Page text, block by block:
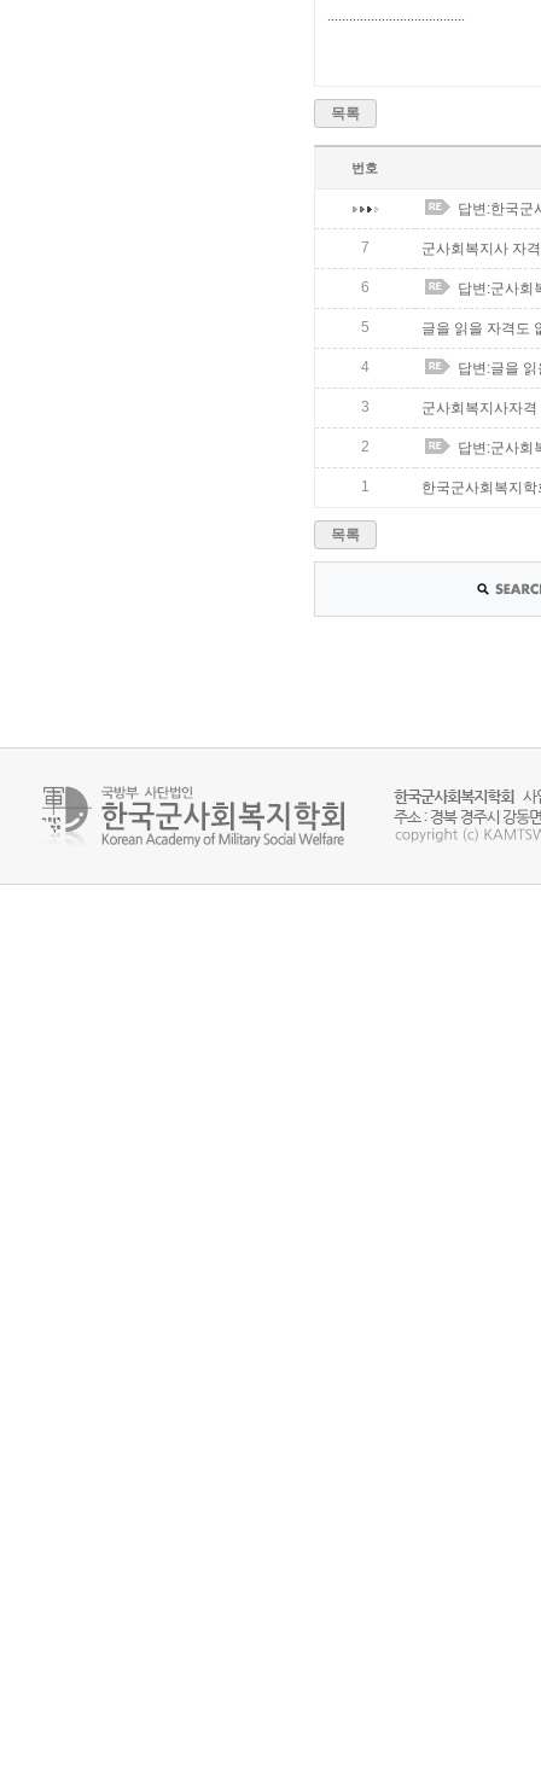
......................................
목록
번호
답변:한국군
7 군사회복지사 자
6 답변:군사회
5 글을 읽을 자격도
4 답변:글을
3 군사회복지사자격
2 답변:군사회
1 한국군사회복지
목록